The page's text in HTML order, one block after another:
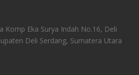
Komp Eka Surya Indah No.16, Deli
Deli Serdang, Sumatera Utara